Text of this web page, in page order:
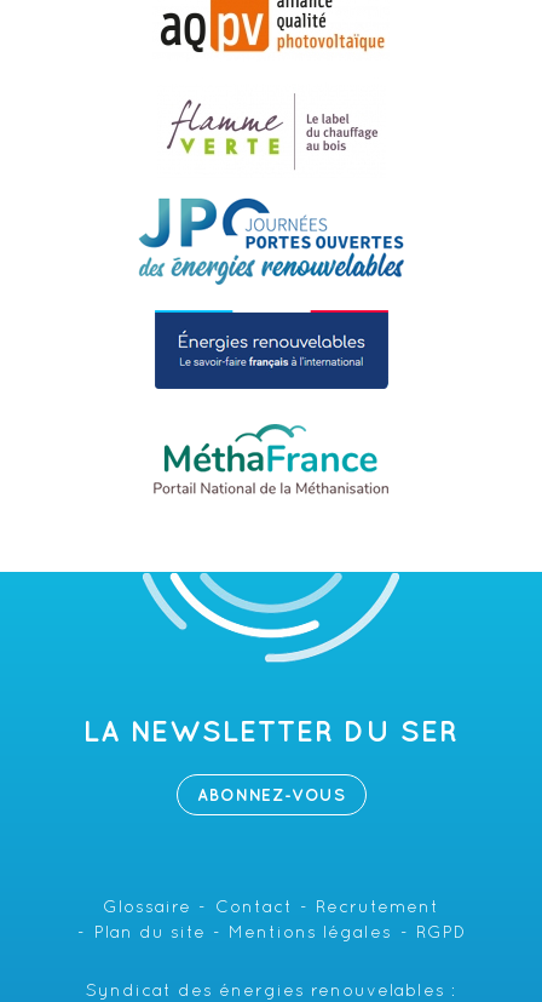
LA NEWSLETTER DU SER
ABONNEZ-VOUS
Glossaire Contact
Recrutement
Plan du site
Mentions légales RGPD
Syndicat des énergies renouvelables :